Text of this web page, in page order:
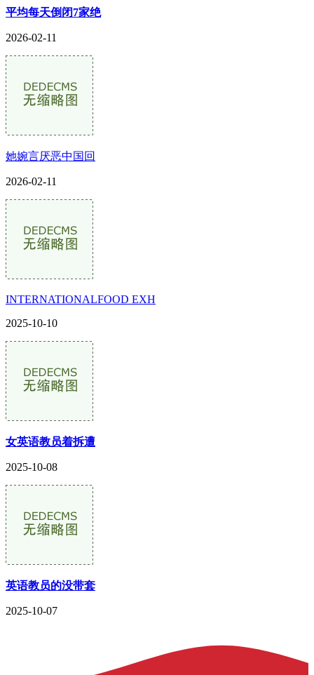
平均每天倒闭7家绝
2026-02-11
她婉言厌恶中国回
2026-02-11
INTERNATIONALFOOD EXH
2025-10-10
女英语教员着拆遭
2025-10-08
英语教员的没带套
2025-10-07